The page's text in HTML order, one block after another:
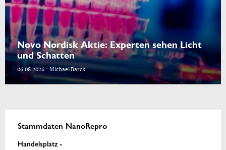
Novo Nordisk Aktie: Experten sehen Licht
und Schatten
06.08.2026 - Michael Barck
Stammdaten NanoRepro
Handelsplatz -